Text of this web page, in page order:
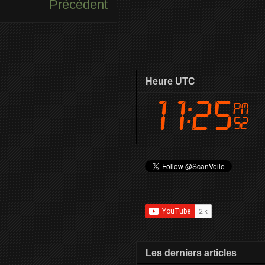
Précédent
Heure UTC
Les derniers articles